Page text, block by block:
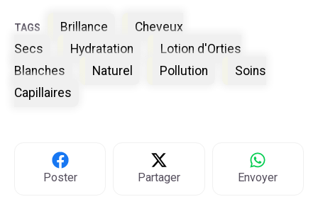
Étiquettes
Brillance
Cheveux
Secs
Hydratation
Lotion d'Orties
Blanches
Naturel Pollution
Soins
Capillaires
Poster Partager Envoyer